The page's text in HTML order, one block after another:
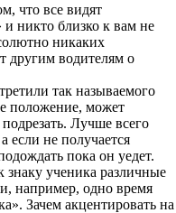
что все видят
и никто близко к вам не
никаких
другим водителям о
так называемого
положение, может
Лучше всего
если не получается
пока он уедет.
знаку ученика различные
например, одно время
Зачем акцентировать на